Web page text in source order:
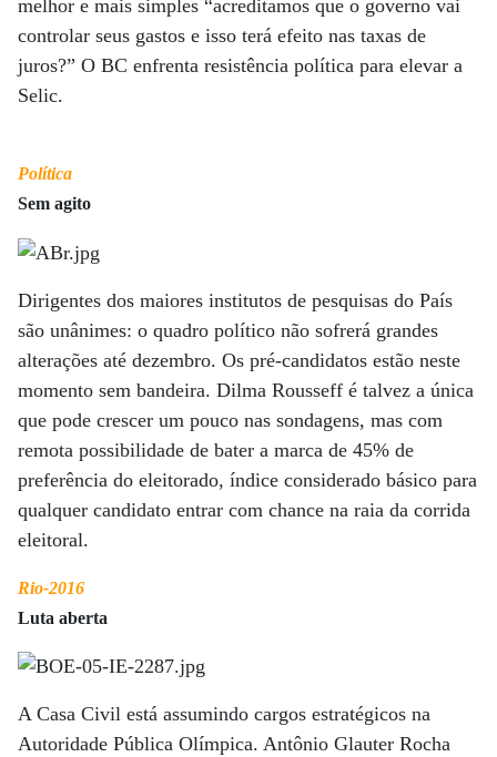
melhor e mais simples “acreditamos que o governo vai
controlar seus gastos e isso terá efeito nas taxas de
juros?” O BC enfrenta resistência política para elevar a
Selic.
Política
Sem agito
Dirigentes dos maiores institutos de pesquisas do País
são unânimes: o quadro político não sofrerá grandes
alterações até dezembro. Os pré-candidatos estão neste
momento sem bandeira. Dilma Rousseff é talvez a única
que pode crescer um pouco nas sondagens, mas com
remota possibilidade de bater a marca de 45% de
preferência do eleitorado, índice considerado básico para
qualquer candidato entrar com chance na raia da corrida
eleitoral.
Rio-2016
Luta aberta
A Casa Civil está assumindo cargos estratégicos na
Autoridade Pública Olímpica. Antônio Glauter Rocha